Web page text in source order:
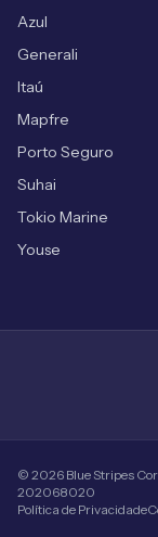
Azul
Generali
Itaú
Mapfre
Porto Seguro
Suhai
Tokio Marine
Youse
© 2026 Blue Stripes
202068020
Política de Privacidade